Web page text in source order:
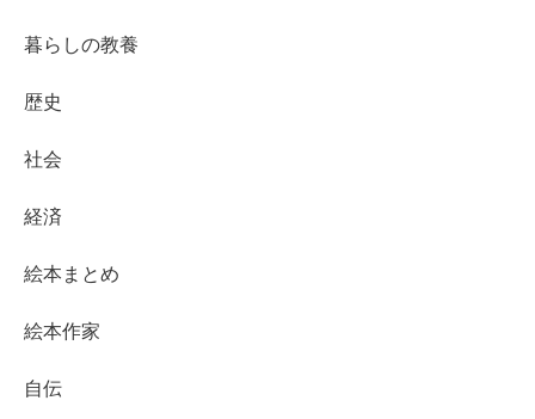
暮らしの教養
歴史
社会
経済
絵本まとめ
絵本作家
自伝